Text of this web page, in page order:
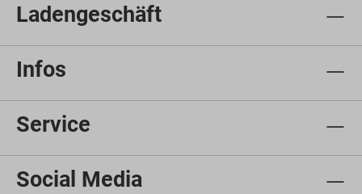
Ladengeschäft
Infos
Service
Social Media